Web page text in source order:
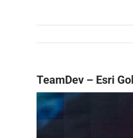
TeamDev – Esri